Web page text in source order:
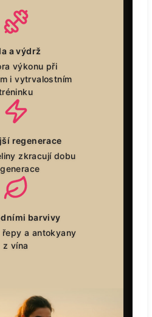
a výdrž
výkonu při
i vytrvalostním
regenerace
zkracují dobu
barvivy
řepy a antokyany
z vína